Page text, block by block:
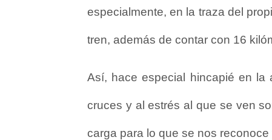
especialmente, en la traza del
tren, además de contar con 16
Así, hace especial hincapié en la
cruces y al estrés al que se ven
carga para lo que se nos